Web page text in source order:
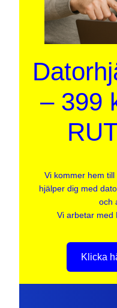
– 399
Vi kommer hem
hjälper dig med
och
Vi arbetar med
Klicka